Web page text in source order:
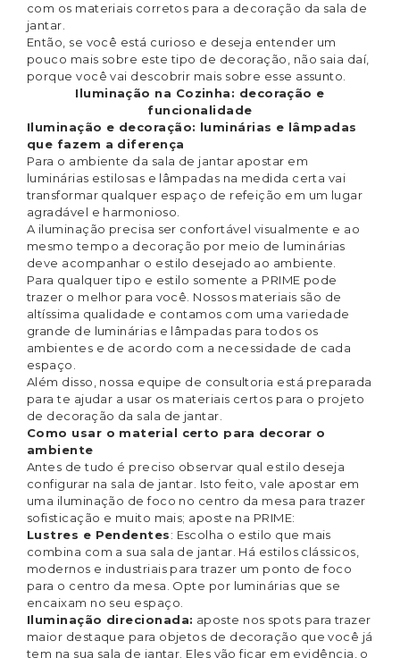
com os materiais corretos para a decoração da sala de
jantar.
Então, se você está curioso e deseja entender um
pouco mais sobre este tipo de decoração, não saia daí,
porque você vai descobrir mais sobre esse assunto.
Iluminação na Cozinha: decoração e
funcionalidade
Iluminação e decoração: luminárias e lâmpadas
que fazem a diferença
Para o ambiente da sala de jantar apostar em
luminárias estilosas e lâmpadas na medida certa vai
transformar qualquer espaço de refeição em um lugar
agradável e harmonioso.
A iluminação precisa ser confortável visualmente e ao
mesmo tempo a decoração por meio de luminárias
deve acompanhar o estilo desejado ao ambiente.
Para qualquer tipo e estilo somente a PRIME pode
trazer o melhor para você. Nossos materiais são de
altíssima qualidade e contamos com uma variedade
grande de luminárias e lâmpadas para todos os
ambientes e de acordo com a necessidade de cada
espaço.
Além disso, nossa equipe de consultoria está preparada
para te ajudar a usar os materiais certos para o projeto
de decoração da sala de jantar.
Como usar o material certo para decorar o
ambiente
Antes de tudo é preciso observar qual estilo deseja
configurar na sala de jantar. Isto feito, vale apostar em
uma iluminação de foco no centro da mesa para trazer
sofisticação e muito mais; aposte na PRIME:
Lustres e Pendentes: Escolha o estilo que mais
combina com a sua sala de jantar. Há estilos clássicos,
modernos e industriais para trazer um ponto de foco
para o centro da mesa. Opte por luminárias que se
encaixam no seu espaço.
Iluminação direcionada: aposte nos spots para trazer
maior destaque para objetos de decoração que você já
tem na sua sala de jantar. Eles vão ficar em evidência, o